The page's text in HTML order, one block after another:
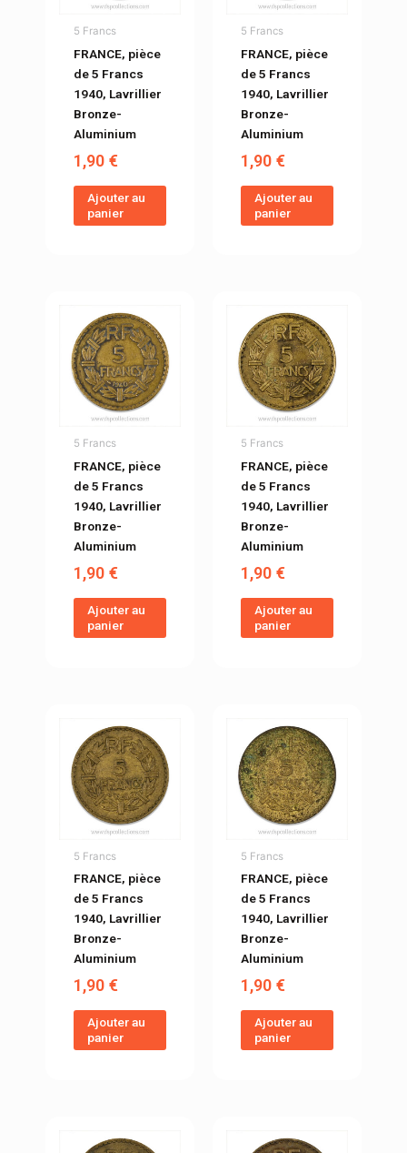
5 Francs
FRANCE, pièce
de 5 Francs
1940, Lavrillier
Bronze-
Aluminium
1,90€
Ajouter au
panier
5 Francs
FRANCE, pièce
de 5 Francs
1940, Lavrillier
Bronze-
Aluminium
1,90€
Ajouter au
panier
5 Francs
FRANCE, pièce
de 5 Francs
1940, Lavrillier
Bronze-
Aluminium
1,90€
Ajouter au
panier
5 Francs
FRANCE, pièce
de 5 Francs
1940, Lavrillier
Bronze-
Aluminium
1,90€
Ajouter au
panier
5 Francs
FRANCE, pièce
de 5 Francs
1940, Lavrillier
Bronze-
Aluminium
1,90€
Ajouter au
panier
5 Francs
FRANCE, pièce
de 5 Francs
1940, Lavrillier
Bronze-
Aluminium
1,90€
Ajouter au
panier